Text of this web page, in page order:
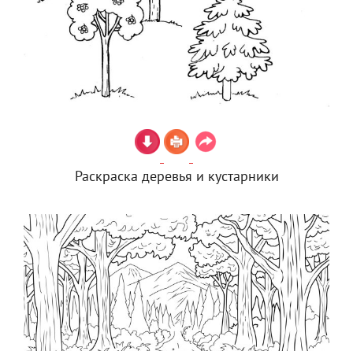
Раскраска деревья и кустарники